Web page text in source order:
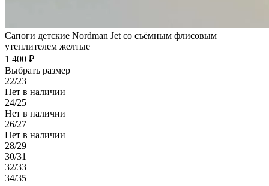
Сапоги детские Nordman Jet со съёмным флисовым
утеплителем желтые
1 400 ₽
Выбрать размер
22/23
Нет в наличии
24/25
Нет в наличии
26/27
Нет в наличии
28/29
30/31
32/33
34/35